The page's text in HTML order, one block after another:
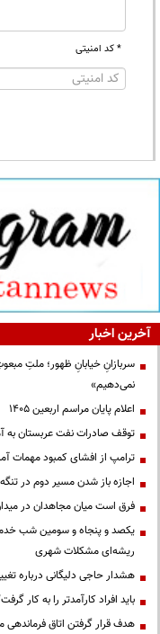
* کد امنیتی
آخرین اخبار
سربازانِ خیابانِ ظهور؛ ملتِ
نمی‌دهیم»
اعلام پایان مراسم اربعین ۱۴۰۵
توقف صادرات نفت عربستان به
ترامپ از افشای کمبود مهمات
اجازه باز شدن مسیر دوم در
فرق است میان مجاهدان در
یکصد و پنجاه و سومین شب
ریشه‌ای مشکلات شهری
هشدار حاجی دلیگانی درباره
باید افراد کارآمدتر را به
هدف قرار گرفتن اتاق‌ فرماندهی